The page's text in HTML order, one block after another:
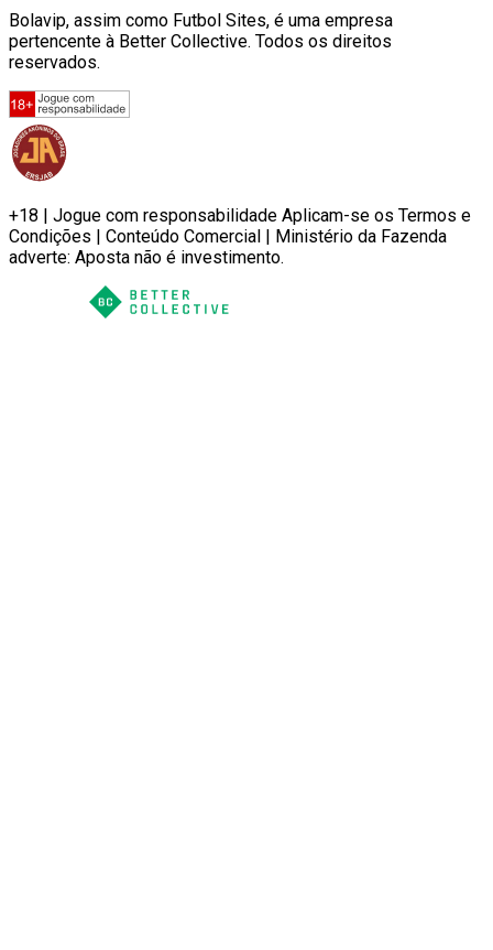
Bolavip, assim como Futbol Sites, é uma empresa
pertencente à Better Collective. Todos os direitos
reservados.
+18 | Jogue com responsabilidade Aplicam-se os Termos e
Condições | Conteúdo Comercial | Ministério da Fazenda
adverte: Aposta não é investimento.